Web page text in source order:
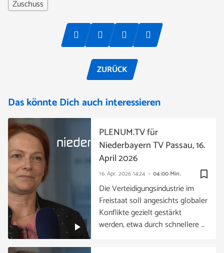
Zuschuss
ZURÜCK
Das könnte Dich auch interessieren
bookmark_border
16. Apr. 2026 14:24 04:00 Min.
PLENUM.TV für
Niederbayern TV Passau, 16.
April 2026
Die Verteidigungsindustrie im
Freistaat soll angesichts globaler
Konflikte gezielt gestärkt
werden, etwa durch schnellere …